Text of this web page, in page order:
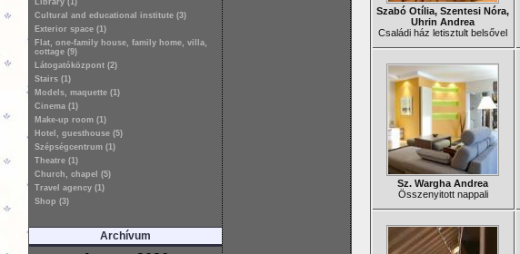
Library (1)
Cultural and educational institute (3)
Exterior space (1)
Flat, one-family house, family home, villa,
cottage (9)
Látogatóközpont (2)
Stairs (1)
Models, maquette (1)
Cinema (1)
Make-up room (1)
Hotel, guesthouse (5)
Szépségcentrum (1)
Theatre (1)
Church, chapel (5)
Travel agency (1)
Shop (3)
Archívum
Szabó Otília, Szentesi Nóra,
Uhrin Andrea
Családi ház letisztult belsővel
Sz. Wargha Andrea
Összenyitott nappali